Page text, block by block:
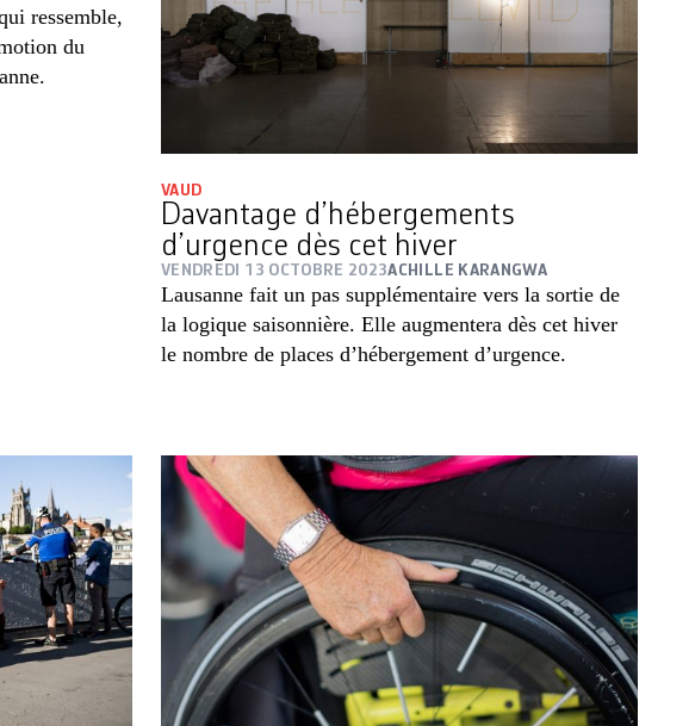
ressemble,
du
VAUD
Davantage d’hébergements
d’urgence dès cet hiver
VENDREDI 13 OCTOBRE 2023ACHILLE KARANGWA
Lausanne fait un pas supplémentaire vers la sortie de
la logique saisonnière. Elle augmentera dès cet hiver
le nombre de places d’hébergement d’urgence.